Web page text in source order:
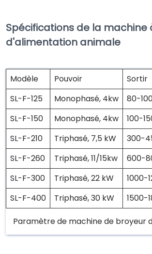
Spécifications de la machine
d'alimentation animale
Modèle Pouvoir Sortir
SL-F-125
Monophasé, 4kw 80-
SL-F-150
Monophasé, 4kw 100-
SL-F-210
Triphasé, 7,5 kW 300-
SL-F-260
Triphasé, 11/15kw 600-
SL-F-300
Triphasé, 22 kW 1000-
SL-F-400
Triphasé, 30 kW 1500-
Paramètre de machine de broyeur